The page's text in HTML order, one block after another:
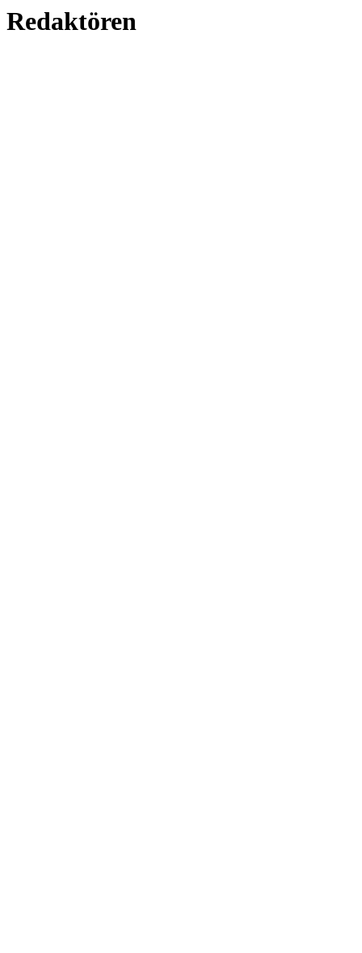
Redaktören